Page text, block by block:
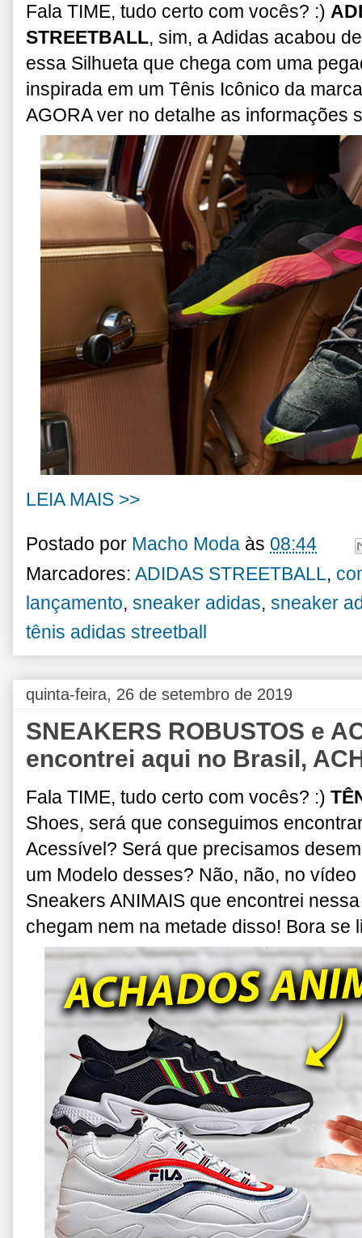
Fala TIME, tudo certo com vocês? :)
STREETBALL, sim, a Adidas acabou
essa Silhueta que chega com uma
inspirada em um Tênis Icônico da
AGORA ver no detalhe as informações
LEIA MAIS >>
Postado por Macho Moda às 08:44
Marcadores: ADIDAS STREETBALL,
lançamento, sneaker adidas, sneaker
tênis adidas streetball
quinta-feira, 26 de setembro de 2019
SNEAKERS ROBUSTOS e
encontrei aqui no Brasil,
Fala TIME, tudo certo com vocês? :)
Shoes, será que conseguimos
Acessível? Será que precisamos
um Modelo desses? Não, não, no
Sneakers ANIMAIS que encontrei
chegam nem na metade disso! Bora se